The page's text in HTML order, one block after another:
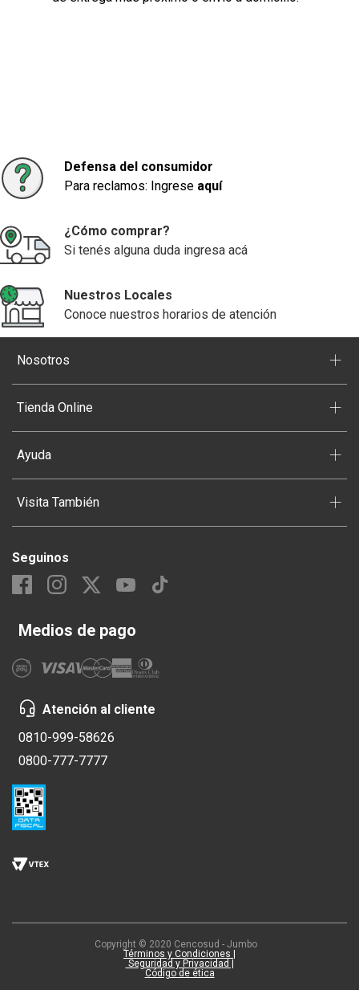
Defensa del consumidor
Para reclamos: Ingrese aquí
¿Cómo comprar?
Si tenés alguna duda ingresa acá
Nuestros Locales
Conoce nuestros horarios de atención
Nosotros +
Tienda Online +
Ayuda +
Visita También +
Seguinos
Medios de pago
Atención al cliente
0810-999-58626
0800-777-7777
Copyright © 2020 Cencosud - Jumbo
Términos y Condiciones |
Seguridad y Privacidad |
Código de ética